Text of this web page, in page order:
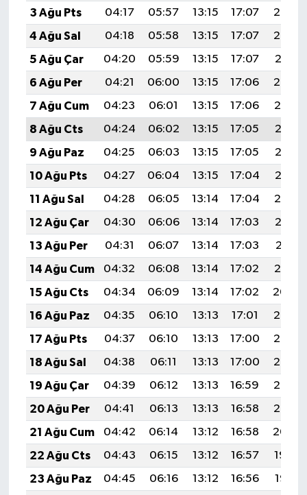
3 Ağu Pts
04:17 05:57 13:15 17:07
20:23
4 Ağu Sal
04:18 05:58 13:15 17:07
20:22
5 Ağu Çar
04:20 05:59 13:15 17:07
20:21
6 Ağu Per
04:21 06:00 13:15 17:06
20:20
7 Ağu Cum
04:23 06:01 13:15 17:06
20:19
8 Ağu Cts
04:24 06:02 13:15 17:05
20:18
9 Ağu Paz
04:25 06:03 13:15 17:05
20:17
10 Ağu Pts
04:27 06:04 13:15 17:04
20:15
11 Ağu Sal
04:28 06:05 13:14 17:04
20:14
12 Ağu Çar
04:30 06:06 13:14 17:03
20:13
13 Ağu Per
04:31 06:07 13:14 17:03
20:11
14 Ağu Cum
04:32 06:08 13:14 17:02
20:10
15 Ağu Cts
04:34 06:09 13:14 17:02
20:09
16 Ağu Paz
04:35 06:10 13:13 17:01
20:07
17 Ağu Pts
04:37 06:10 13:13 17:00
20:06
18 Ağu Sal
04:38 06:11 13:13 17:00
20:05
19 Ağu Çar
04:39 06:12 13:13 16:59
20:03
20 Ağu Per
04:41 06:13 13:13 16:58
20:02
21 Ağu Cum
04:42 06:14 13:12 16:58
20:00
22 Ağu Cts
04:43 06:15 13:12 16:57
19:59
23 Ağu Paz
04:45 06:16 13:12 16:56
19:58
YEREL
BÖLGEDEN
BİLİM TEKNOLOJİ
SEÇİM 2015
ÇEVRE
BİLİM VE TEKNOLOJİ
TANITIM
HABERDE İNSAN